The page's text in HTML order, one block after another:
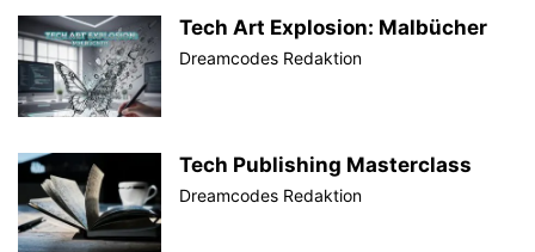
Tech Art Explosion: Malbücher
Dreamcodes Redaktion
Tech Publishing Masterclass
Dreamcodes Redaktion